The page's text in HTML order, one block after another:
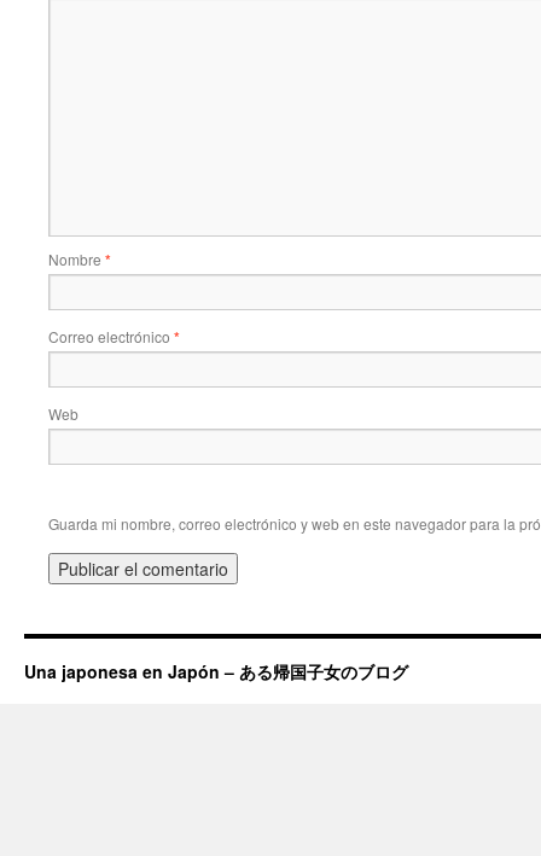
Nombre *
Correo electrónico *
Web
Guarda mi nombre, correo electrónico y web en este navegador para la
Una japonesa en Japón – ある帰国子女のブログ